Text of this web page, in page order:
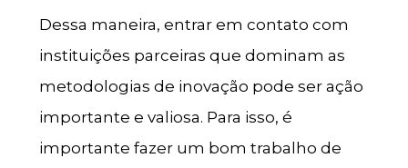
Dessa maneira, entrar em contato com
instituições parceiras que dominam as
metodologias de inovação pode ser ação
importante e valiosa. Para isso, é
importante fazer um bom trabalho de